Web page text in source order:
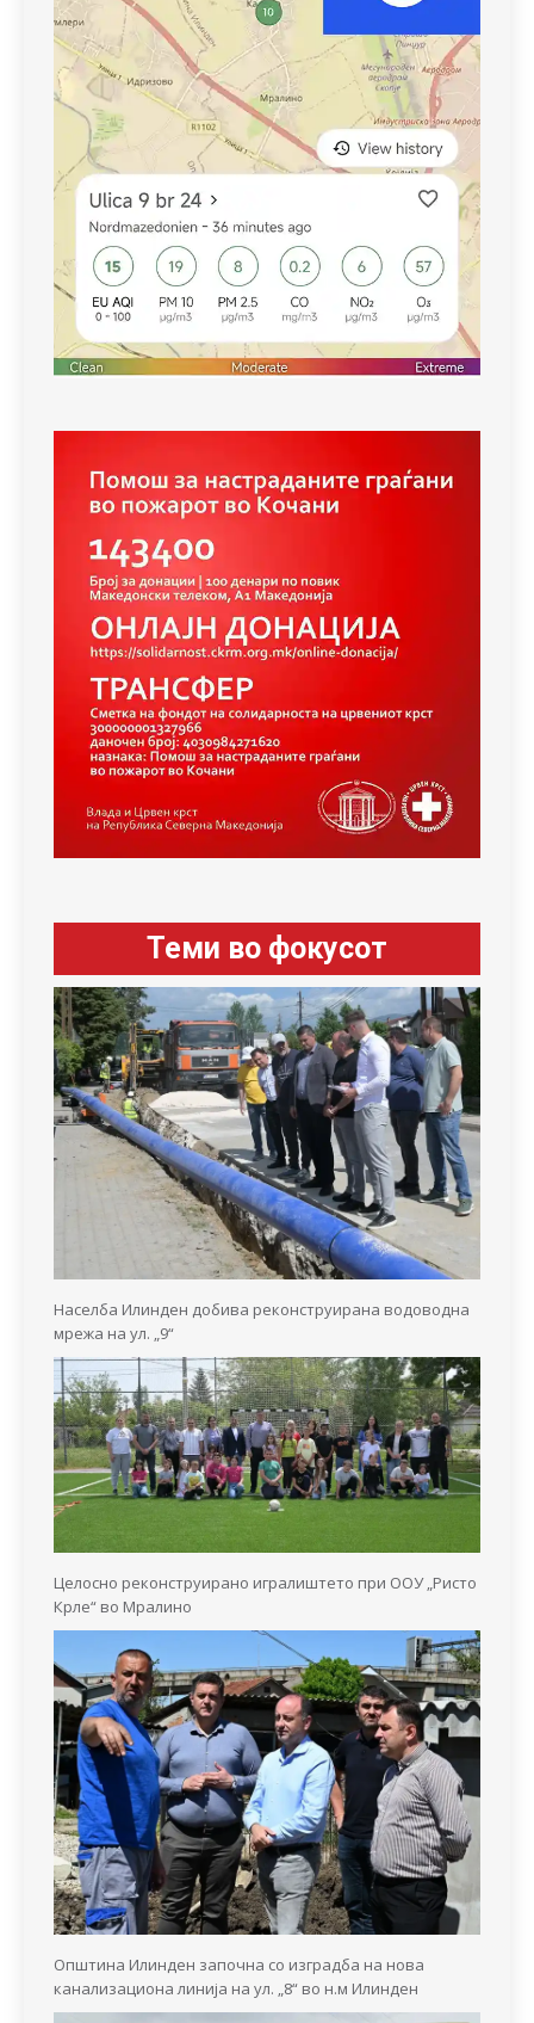
Теми во фокусот
Населба Илинден добива реконструирана водоводна
мрежа на ул. „9“
Целосно реконструирано игралиштето при ООУ „Ристо
Крле“ во Мралино
Општина Илинден започна со изградба на нова
канализациона линија на ул. „8“ во н.м Илинден